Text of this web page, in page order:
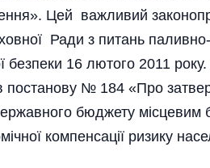
Цей важливий
Ради з питань
безпеки 16 лютого 2011
постанову № 184 «Про
бюджету
компенсації ризику